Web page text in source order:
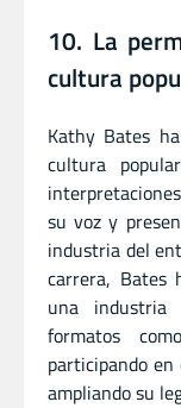
10. La
cultura
Kathy Bates
cultura
su voz y
industria del
carrera, Bates
una industria
formatos
participando
ampliando su